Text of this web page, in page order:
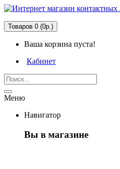
Товаров 0 (0р.)
Ваша корзина пуста!
Кабинет
Меню
Навигатор
Вы в магазине